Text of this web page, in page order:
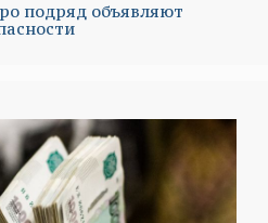
подряд объявляют